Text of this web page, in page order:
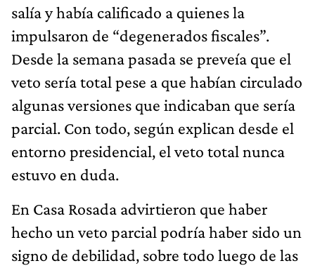
salía y había calificado a quienes la
impulsaron de “degenerados fiscales”.
Desde la semana pasada se preveía que el
veto sería total pese a que habían circulado
algunas versiones que indicaban que sería
parcial. Con todo, según explican desde el
entorno presidencial, el veto total nunca
estuvo en duda.
En Casa Rosada advirtieron que haber
hecho un veto parcial podría haber sido un
signo de debilidad, sobre todo luego de las